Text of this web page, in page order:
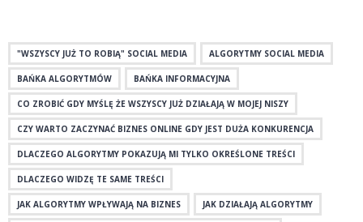
"WSZYSCY JUŻ TO ROBIĄ" SOCIAL MEDIA ALGORYTMY SOCIAL MEDIA
BAŃKA ALGORYTMÓW BAŃKA INFORMACYJNA
CO ZROBIĆ GDY MYŚLĘ ŻE WSZYSCY JUŻ DZIAŁAJĄ W MOJEJ NISZY
CZY WARTO ZACZYNAĆ BIZNES ONLINE GDY JEST DUŻA KONKURENCJA
DLACZEGO ALGORYTMY POKAZUJĄ MI TYLKO OKREŚLONE TREŚCI
DLACZEGO WIDZĘ TE SAME TREŚCI
JAK ALGORYTMY WPŁYWAJĄ NA BIZNES JAK DZIAŁAJĄ ALGORYTMY